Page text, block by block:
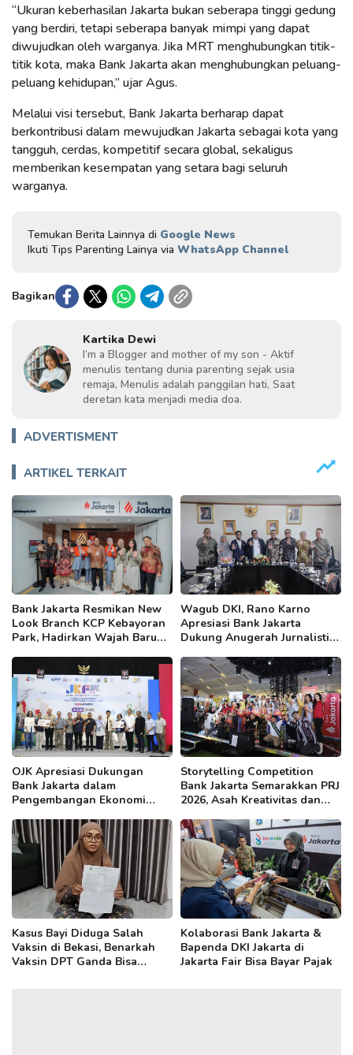
“Ukuran keberhasilan Jakarta bukan seberapa tinggi gedung
yang berdiri, tetapi seberapa banyak mimpi yang dapat
diwujudkan oleh warganya. Jika MRT menghubungkan titik-
titik kota, maka Bank Jakarta akan menghubungkan peluang-
peluang kehidupan,” ujar Agus.
Melalui visi tersebut, Bank Jakarta berharap dapat
berkontribusi dalam mewujudkan Jakarta sebagai kota yang
tangguh, cerdas, kompetitif secara global, sekaligus
memberikan kesempatan yang setara bagi seluruh
warganya.
Temukan Berita Lainnya di Google News
Ikuti Tips Parenting Lainya via WhatsApp Channel
Bagikan
Kartika Dewi
I’m a Blogger and mother of my son - Aktif
menulis tentang dunia parenting sejak usia
remaja, Menulis adalah panggilan hati, Saat
deretan kata menjadi media doa.
ADVERTISMENT
ARTIKEL TERKAIT
Bank Jakarta Resmikan New
Look Branch KCP Kebayoran
Park, Hadirkan Wajah Baru
Wagub DKI, Rano Karno
Apresiasi Bank Jakarta
Dukung Anugerah Jurnalistik
Berkualitas Sambut 5 Abad
Jakarta
OJK Apresiasi Dukungan
Bank Jakarta dalam
Pengembangan Ekonomi
Storytelling Competition
Bank Jakarta Semarakkan PRJ
2026, Asah Kreativitas dan
Kasus Bayi Diduga Salah
Vaksin di Bekasi, Benarkah
Vaksin DPT Ganda Bisa
Kolaborasi Bank Jakarta &
Bapenda DKI Jakarta di
Jakarta Fair Bisa Bayar Pajak